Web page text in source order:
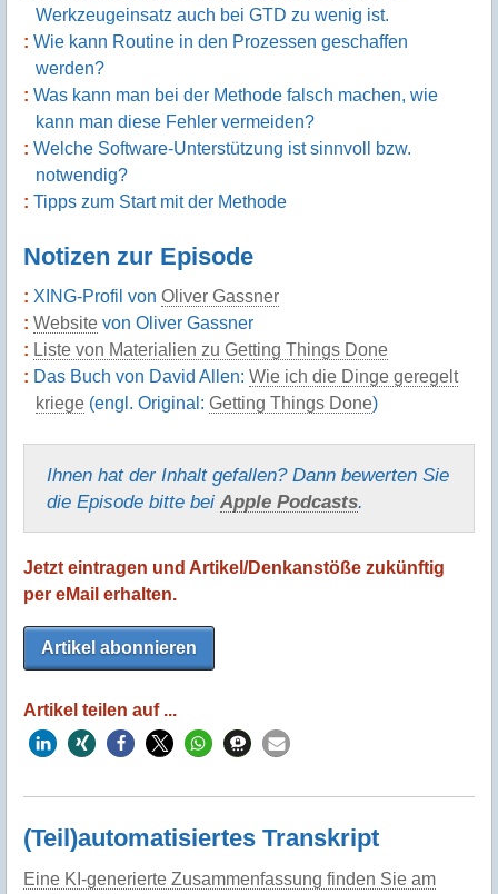
Werkzeugeinsatz auch bei GTD zu wenig ist.
Wie kann Routine in den Prozessen geschaffen
werden?
Was kann man bei der Methode falsch machen, wie
kann man diese Fehler vermeiden?
Welche Software-Unterstützung ist sinnvoll bzw.
notwendig?
Tipps zum Start mit der Methode
Notizen zur Episode
XING-Profil von Oliver Gassner
Website von Oliver Gassner
Liste von Materialien zu Getting Things Done
Das Buch von David Allen: Wie ich die Dinge geregelt
kriege (engl. Original:Getting Things Done)
Ihnen hat der Inhalt gefallen? Dann bewerten Sie
die Episode bitte bei Apple Podcasts.
Jetzt eintragen und Artikel/Denkanstöße zukünftig
per eMail erhalten.
Artikel abonnieren
Artikel teilen auf ...
(Teil)automatisiertes Transkript
Eine KI-generierte Zusammenfassung finden Sie am